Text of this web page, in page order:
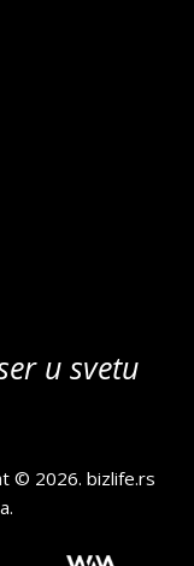
u svetu
© 2026.bizlife.rs